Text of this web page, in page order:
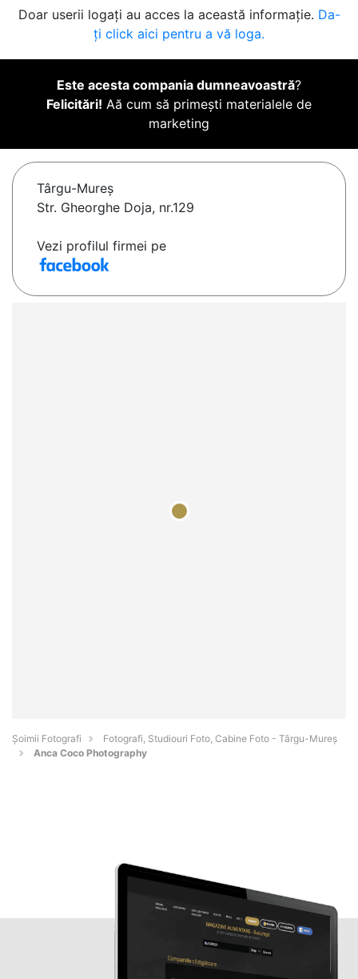
Doar userii logați au acces la această informație. Da-
ți click aici pentru a vă loga.
Este acesta compania dumneavoastră?
Felicitări! Aă cum să primești materialele de
marketing
Târgu-Mureş
Str. Gheorghe Doja, nr.129
Vezi profilul firmei pe
Șoimii Fotografi
Fotografi, Studiouri Foto, Cabine Foto - Târgu-Mureş
Anca Coco Photography